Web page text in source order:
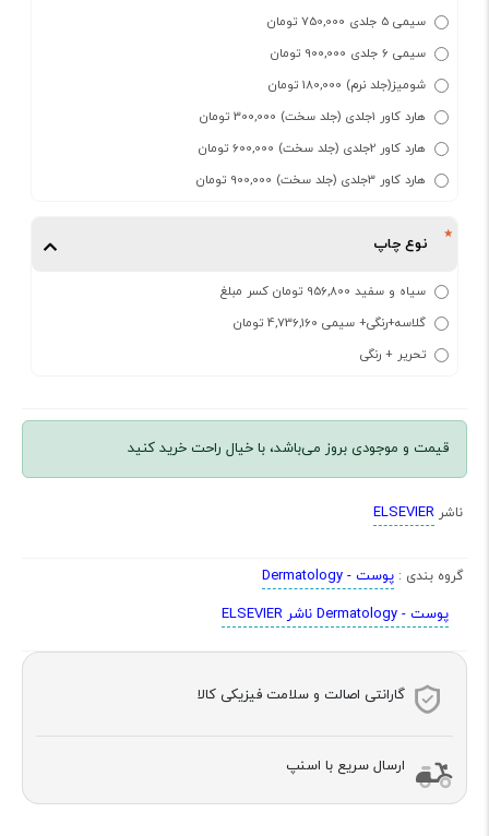
سیمی 5 جلدی 750,000 تومان
سیمی 6 جلدی 900,000 تومان
شومیز(جلد نرم) 180,000 تومان
هارد کاور 1جلدی (جلد سخت) 300,000 تومان
هارد کاور 2جلدی (جلد سخت) 600,000 تومان
هارد کاور 3جلدی (جلد سخت) 900,000 تومان
نوع چاپ
سیاه و سفید 956,800 تومان کسر مبلغ
گلاسه+رنگی+ سیمی 4,736,160 تومان
تحریر + رنگی
قیمت و موجودی بروز می‌باشد، با خیال راحت خرید کنید
ناشر ELSEVIER
گروه بندی : پوست - Dermatology
پوست - Dermatology ناشر ELSEVIER
گارانتی اصالت و سلامت فیزیکی کالا
ارسال سریع با اسنپ